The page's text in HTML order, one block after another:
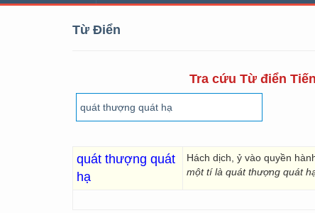
Từ Điển
Tra cứu Từ điển
quát thượng quát
hạ
Hách dịch, ỷ vào quyền
một tí là quát thượng quát